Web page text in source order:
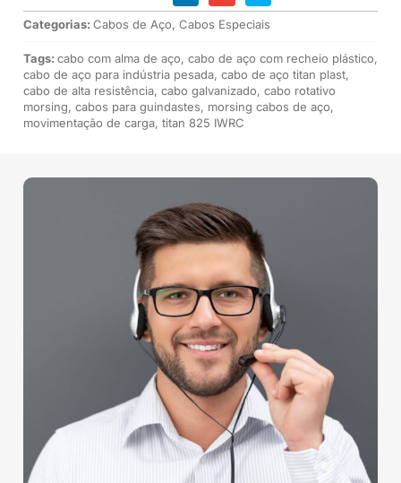
Categorias: Cabos de Aço, Cabos Especiais
Tags: cabo com alma de aço, cabo de aço com recheio plástico,
cabo de aço para indústria pesada, cabo de aço titan plast,
cabo de alta resistência, cabo galvanizado, cabo rotativo
morsing, cabos para guindastes, morsing cabos de aço,
movimentação de carga, titan 825 IWRC